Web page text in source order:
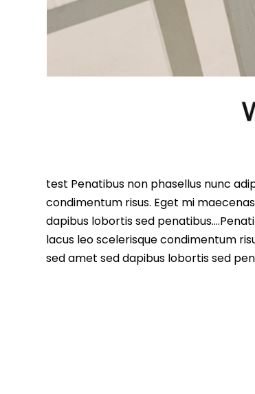
test Penatibus non phasellus nunc
condimentum risus. Eget mi
dapibus lobortis sed
lacus leo scelerisque condimentum
sed amet sed dapibus lobortis sed